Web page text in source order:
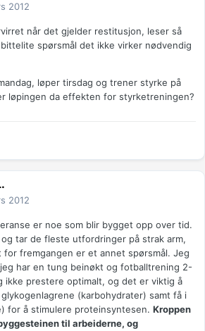
2012
når det gjelder restitusjon, leser så
spørsmål det ikke virker nødvendig
løper tirsdag og trener styrke på
løpingen da effekten for styrketreningen?
2012
er noe som blir bygget opp over tid.
tar de fleste utfordringer på strak arm,
for fremgangen er et annet spørsmål. Jeg
har en tung beinøkt og fotballtrening 2-
ikke prestere optimalt, og det er viktig å
(karbohydrater) samt få i
for å stimulere proteinsyntesen. Kroppen
til arbeiderne, og